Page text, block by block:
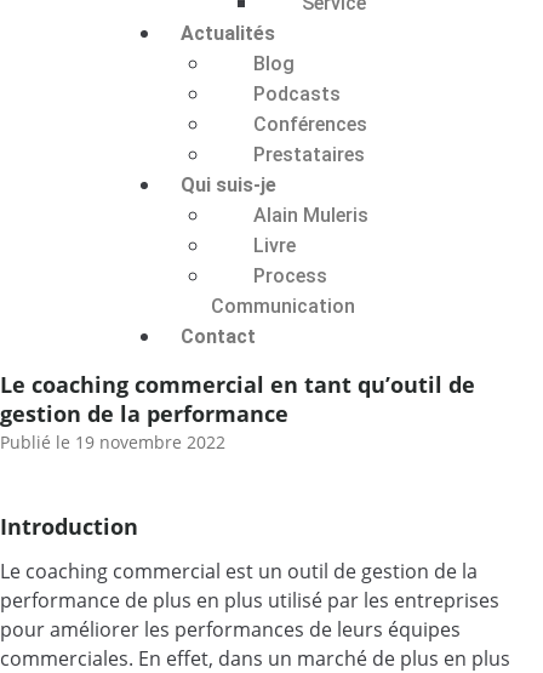
Actualités
Blog
Podcasts
Conférences
Prestataires
Qui suis-je
Alain Muleris
Livre
Process
Communication
Contact
Le coaching commercial en tant qu’outil de
gestion de la performance
Publié le 19 novembre 2022
Introduction
Le coaching commercial est un outil de gestion de la
performance de plus en plus utilisé par les entreprises
pour améliorer les performances de leurs équipes
commerciales. En effet, dans un marché de plus en plus